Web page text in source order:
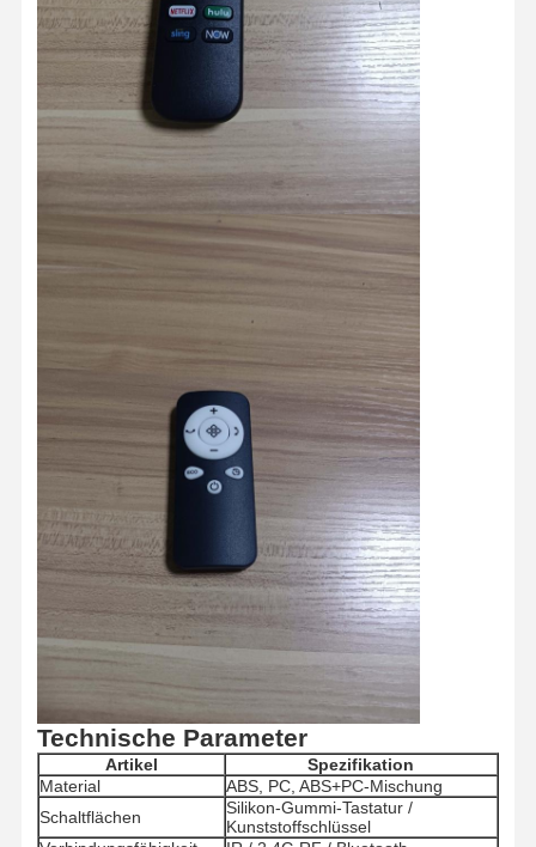
Produkte Über Uns Fabrik Tour
Kontakt Nachrichten Alle Fälle
Plaudern Sie
Jetzt
Technische Parameter
Artikel
Spezifikation
Material
ABS, PC, ABS+PC-Mischung
Schaltflächen
Silikon-Gummi-Tastatur /
Kunststoffschlüssel